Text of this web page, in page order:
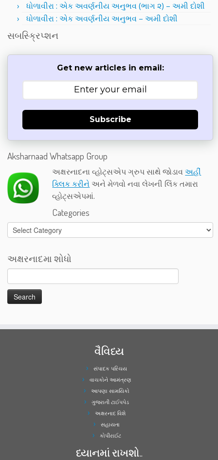
ધોળાવીરા : એક અવર્ણનીય અનુભવ (ભાગ ૨) – અમી દોશી
ધોળાવીરા : એક અવર્ણનીય અનુભવ – અમી દોશી
સબસ્ક્રિપ્શન
Get new articles in email:
Subscribe
Aksharnaad Whatsapp Group
અક્ષરનાદના વ્હોટ્સએપ ગ્રુપ સાથે જોડાવઅહીં
ક્લિક કરીને અને મેળવો નવા લેખની લિંક તમારા
વ્હોટ્સએપમાં.
Categories
Categories
અક્ષરનાદમા શોધો
વૈવિધ્ય
સંપાદક પરિચય
વાચકોને આમંત્રણ
આપણા સામયિકો
ગુજરાતી ટાઈપપેડ
અક્ષરનાદ વિશે
સહાયતા
કોપીરાઈટ
ધ્યાનમાં રાખશો..